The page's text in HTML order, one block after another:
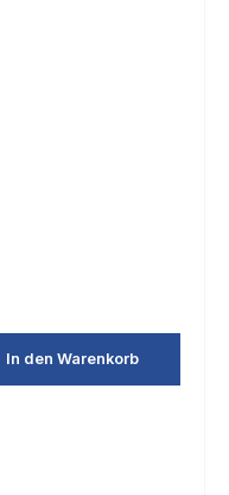
In den Warenkorb